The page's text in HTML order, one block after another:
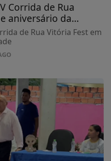
Corrida de Rua
aniversário da...
de Rua Vitória Fest em